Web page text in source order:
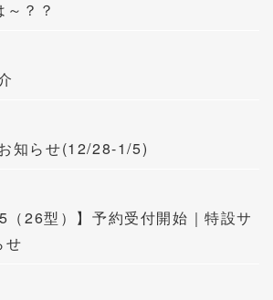
？？
知らせ(12/28-1/5)
（26型）】予約受付開始｜特設サ
せ